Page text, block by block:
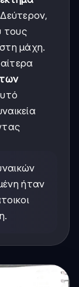
τους
μάχη.
ήταν